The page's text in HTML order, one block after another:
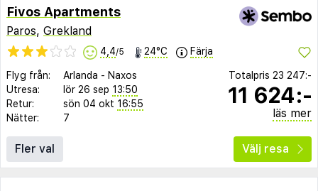
Fivos Apartments
Paros, Grekland
4,4/5 24°C Färja
Flyg från: Arlanda - Naxos
Utresa:
lör 26 sep 13:50
Retur:
sön 04 okt 16:55
Nätter:
7
Totalpris 23 247:-
11 624:-
läs mer
Fler val Välj resa